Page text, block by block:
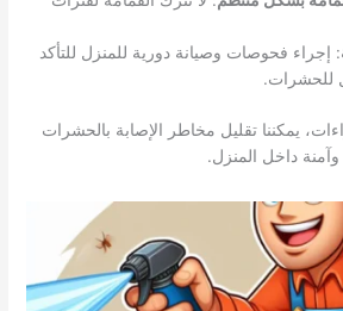
: إجراء فحوصات وصيانة دورية للمنزل للتأكد
للحشرات.
يمكننا تقليل مخاطر الإصابة بالحشرات
داخل المنزل.